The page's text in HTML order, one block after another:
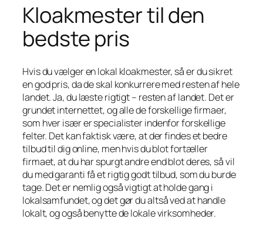
Kloakmester til den
bedste pris
Hvis du vælger en lokal kloakmester, så er du sikret
en god pris, da de skal konkurrere med resten af hele
landet. Ja, du læste rigtigt – resten af landet. Det er
grundet internettet, og alle de forskellige firmaer,
som hver især er specialister indenfor forskellige
felter. Det kan faktisk være, at der findes et bedre
tilbud til dig online, men hvis du blot fortæller
firmaet, at du har spurgt andre end blot deres, så vil
du med garanti få et rigtig godt tilbud, som du burde
tage. Det er nemlig også vigtigt at holde gang i
lokalsamfundet, og det gør du altså ved at handle
lokalt, og også benytte de lokale virksomheder.